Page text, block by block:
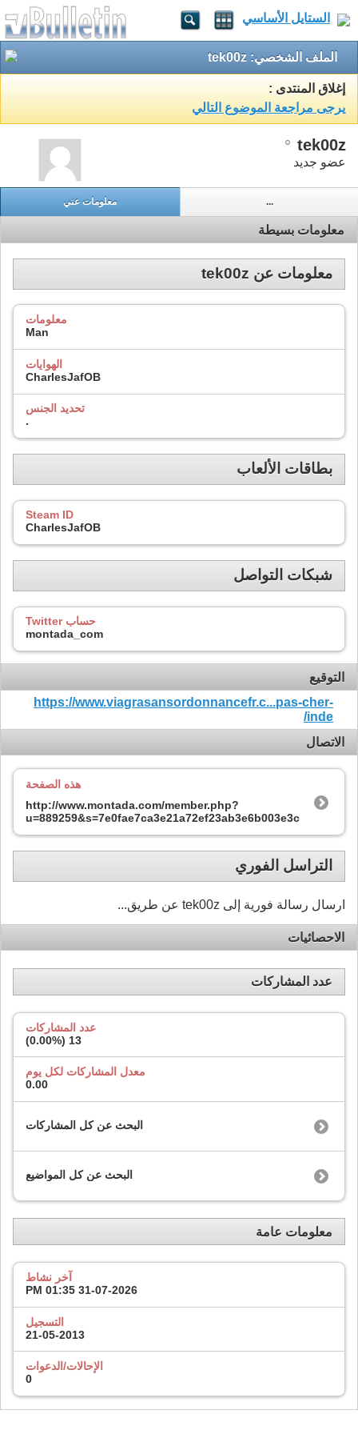
الستايل الأساسي
الملف الشخصي: tek00z
إغلاق المنتدى :
يرجى مراجعة الموضوع التالي
tek00z
عضو جديد
معلومات عني ...
معلومات بسيطة
معلومات عن tek00z
معلومات
Man
الهوايات
CharlesJafOB
تحديد الجنس
.
بطاقات الألعاب
Steam ID
CharlesJafOB
شبكات التواصل
حساب Twitter
montada_com
التوقيع
https://www.viagrasansordonnancefr.c...pas-cher-
inde/
الاتصال
هذه الصفحة
http://www.montada.com/member.php?
u=889259&s=7e0fae7ca3e21a72ef23ab3e6b003e3c
التراسل الفوري
ارسال رسالة فورية إلى tek00z عن طريق...
الاحصائيات
عدد المشاركات
عدد المشاركات
13 (
0.00%
)
معدل المشاركات لكل يوم
0.00
البحث عن كل المشاركات
البحث عن كل المواضيع
معلومات عامة
آخر نشاط
31-07-2026
01:35 PM
التسجيل
21-05-2013
الإحالات/الدعوات
0